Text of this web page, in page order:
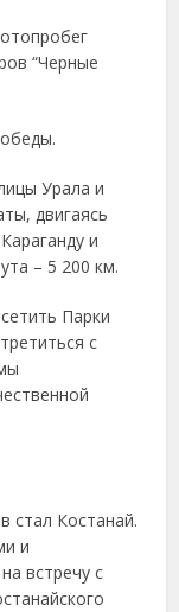
“Черные
Урала и
двигаясь
и
– 5 200 км.
Парки
с
стал Костанай.
и
встречу с